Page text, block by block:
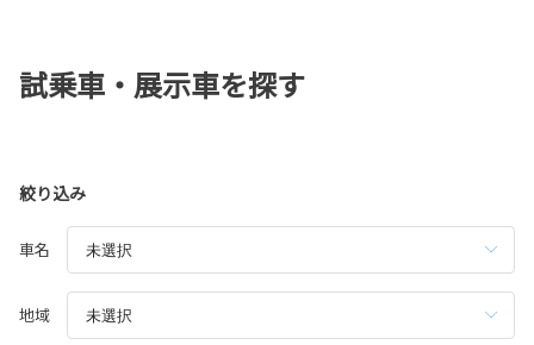
試乗車・展示車を探す
絞り込み
車名
地域